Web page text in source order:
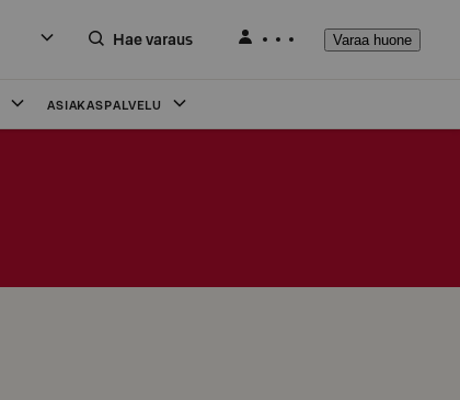
Hae varaus Varaa huone
ASIAKASPALVELU